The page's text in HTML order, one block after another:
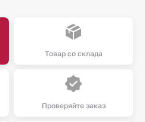
Товар со склада
Проверяйте заказ